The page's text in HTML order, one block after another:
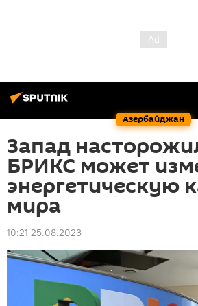
Азербайджан
Запад
БРИКС может
энергетическую
мира
10:21 25.08.2023